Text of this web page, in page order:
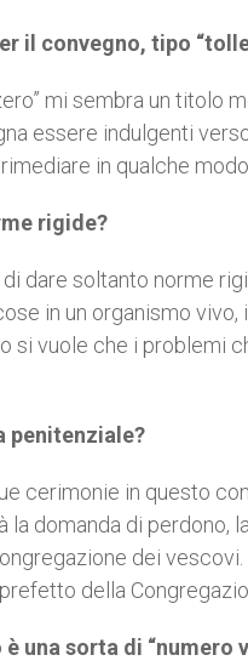
il convegno, tipo
mi sembra un
essere indulgenti
in qualche
rigide?
dare soltanto norme
in un organismo vivo,
si vuole che i problemi
penitenziale?
cerimonie in questo
la domanda di
dei
della
una sorta di “numero